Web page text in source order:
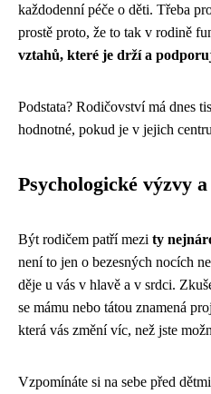
každodenní péče o děti. Třeba
prostě proto, že to tak v rodině
vztahů, které je drží a
Podstata? Rodičovství má dnes
hodnotné, pokud je v jejich
Psychologické výzvy
Být rodičem patří mezi ty
není to jen o bezesných nocích
děje u vás v hlavě a v srdci.
se mámu nebo tátou znamená
která vás změní víc, než jste
Vzpomínáte si na sebe před